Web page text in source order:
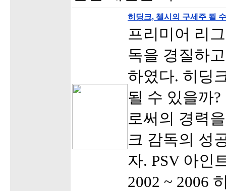
히딩크, 첼시의 구세주 될
프리미어 리
독을 경질하
하였다. 히딩
될 수 있을까
로써의 경력
크 감독의 성
자. PSV 아인
2002 ~ 2006